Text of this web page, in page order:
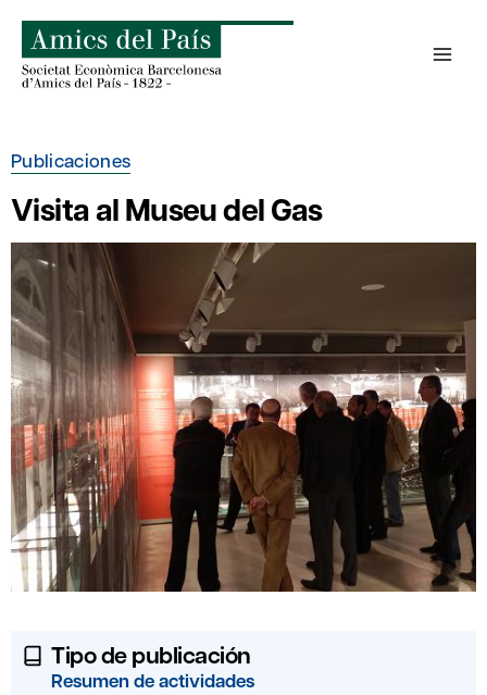
contenido
Publicaciones
Visita al Museu del Gas
Tipo de publicación
Resumen de actividades